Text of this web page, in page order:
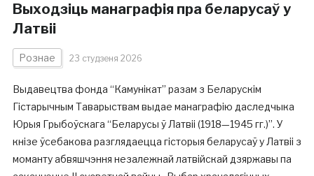
Выходзіць манаграфія пра беларусаў у
Латвіі
Рознае 23 студзеня 2026
Выдавецтва фонда “Камунікат” разам з Беларускім
Гістарычным Таварыствам выдае манаграфію даследчыка
Юрыя Грыбоўскага “Беларусы ў Латвіі (1918—1945 гг.)”. У
кнізе ўсебакова разглядаецца гісторыя беларусаў у Латвіі з
моманту абвяшчэння незалежнай латвійскай дзяржавы па